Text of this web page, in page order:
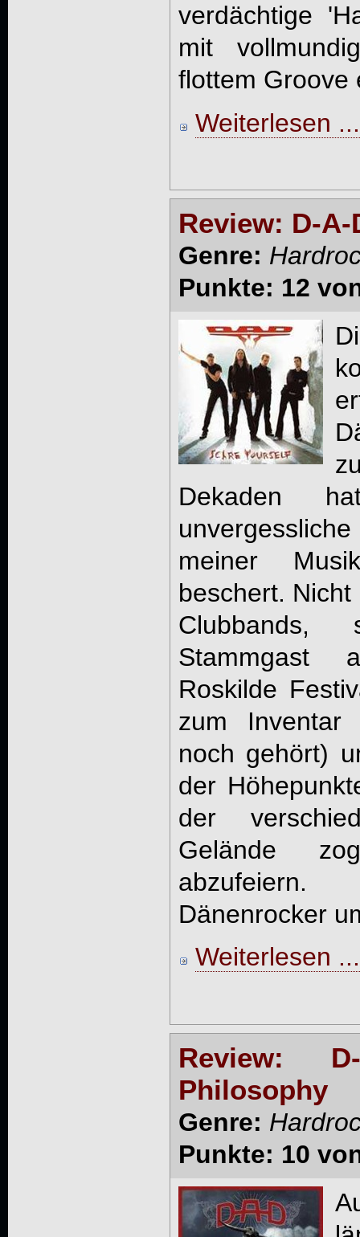
verdächtige
mit
flottem Groove
Weiterlesen ...
Review: D-
Genre:
Punkte: 12
Dekaden
meiner
beschert.
Stammgast
Roskilde
zum Inventar
noch gehört)
der
der
Gelände
Dänenrocker
Weiterlesen ...
Review:
Philosophy
Genre:
Punkte: 10